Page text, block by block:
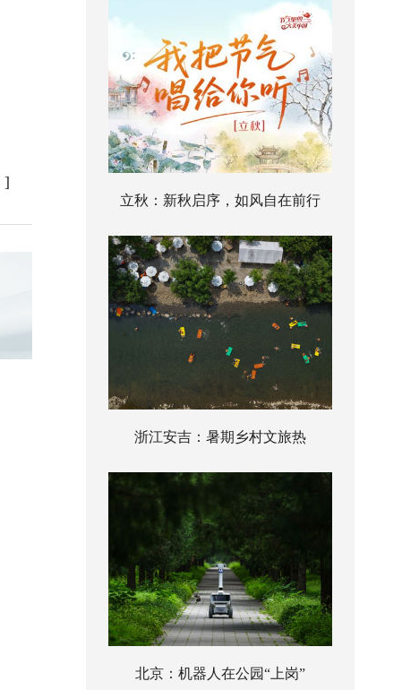
]
立秋：新秋启序，如风自在前行
浙江安吉：暑期乡村文旅热
北京：机器人在公园“上岗”